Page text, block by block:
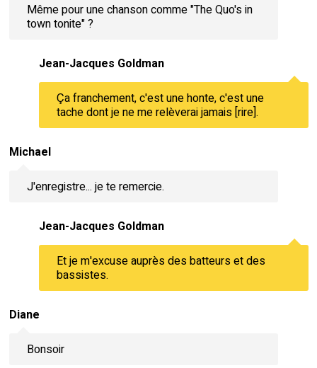
Même pour une chanson comme "The Quo's in
town tonite" ?
Jean-Jacques Goldman
Ça franchement, c'est une honte, c'est une
tache dont je ne me relèverai jamais [rire].
Michael
J'enregistre... je te remercie.
Jean-Jacques Goldman
Et je m'excuse auprès des batteurs et des
bassistes.
Diane
Bonsoir